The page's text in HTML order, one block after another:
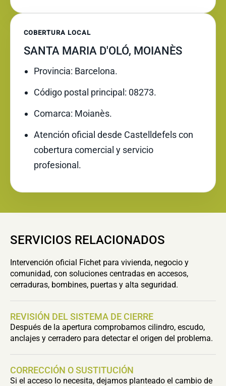
COBERTURA LOCAL
SANTA MARIA D'OLÓ, MOIANÈS
Provincia: Barcelona.
Código postal principal: 08273.
Comarca: Moianès.
Atención oficial desde Castelldefels con
cobertura comercial y servicio
profesional.
SERVICIOS RELACIONADOS
Intervención oficial Fichet para vivienda, negocio y
comunidad, con soluciones centradas en accesos,
cerraduras, bombines, puertas y alta seguridad.
REVISIÓN DEL SISTEMA DE CIERRE
Después de la apertura comprobamos cilindro, escudo,
anclajes y cerradero para detectar el origen del problema.
CORRECCIÓN O SUSTITUCIÓN
Si el acceso lo necesita, dejamos planteado el cambio de